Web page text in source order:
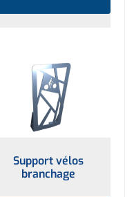
Support vélos
branchage